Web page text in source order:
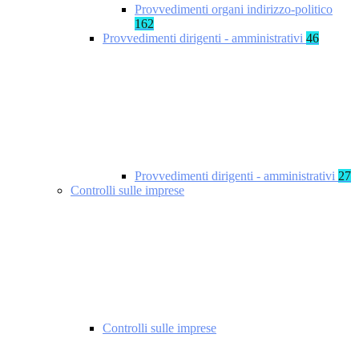
Provvedimenti organi indirizzo-politico
162
Provvedimenti dirigenti - amministrativi 46
Provvedimenti dirigenti - amministrativi 27
Controlli sulle imprese
Controlli sulle imprese